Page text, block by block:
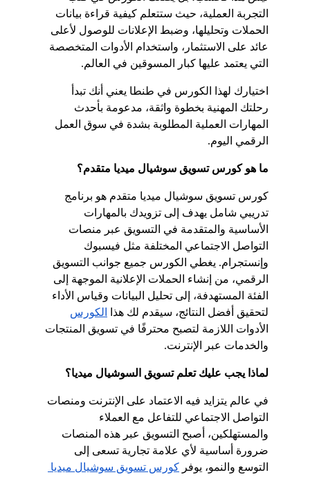
التجربة العملية، حيث ستتعلم كيفية قراءة بيانات
الحملات وتحليلها، وضبط الإعلانات للوصول لأعلى
عائد على الاستثمار، واستخدام الأدوات المتخصصة
التي يعتمد عليها كبار المسوقين في العالم.
اختيارك لهذا الكورس في طنطا يعني أنك تبدأ
رحلتك المهنية بخطوة واثقة، مدعومة بأحدث
المهارات العملية المطلوبة بشدة في سوق العمل
الرقمي اليوم.
ما هو كورس تسويق سوشيال ميديا متقدم؟
كورس تسويق سوشيال ميديا متقدم هو برنامج
تدريبي شامل يهدف إلى تزويدك بالمهارات
الأساسية والمتقدمة في التسويق عبر منصات
التواصل الاجتماعي المختلفة مثل فيسبوك
وإنستجرام. يغطي الكورس جميع جوانب التسويق
الرقمي، من إنشاء الحملات الإعلانية الموجهة إلى
الفئة المستهدفة، إلى تحليل البيانات وقياس الأداء
لتحقيق أفضل النتائج، سيقدم لك هذا
الكورس
الأدوات اللازمة لتصبح محترفًا في تسويق المنتجات
والخدمات عبر الإنترنت.
لماذا يجب عليك تعلم تسويق السوشيال ميديا؟
في عالم يتزايد فيه الاعتماد على الإنترنت ومنصات
التواصل الاجتماعي للتفاعل مع العملاء
والمستهلكين، أصبح التسويق عبر هذه المنصات
ضرورة أساسية لأي علامة تجارية تسعى إلى
التوسع والنمو، يوفر كورس تسويق سوشيال ميديا